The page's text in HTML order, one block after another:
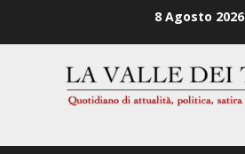
8 Agosto 2026